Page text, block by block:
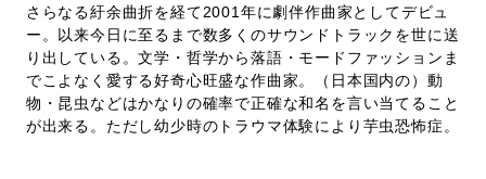
さらなる紆余曲折を経て2001年に劇伴作曲家としてデビュ
ー。以来今日に至るまで数多くのサウンドトラックを世に送
り出している。文学・哲学から落語・モードファッションま
でこよなく愛する好奇心旺盛な作曲家。（日本国内の）動
物・昆虫などはかなりの確率で正確な和名を言い当てること
が出来る。ただし幼少時のトラウマ体験により芋虫恐怖症。